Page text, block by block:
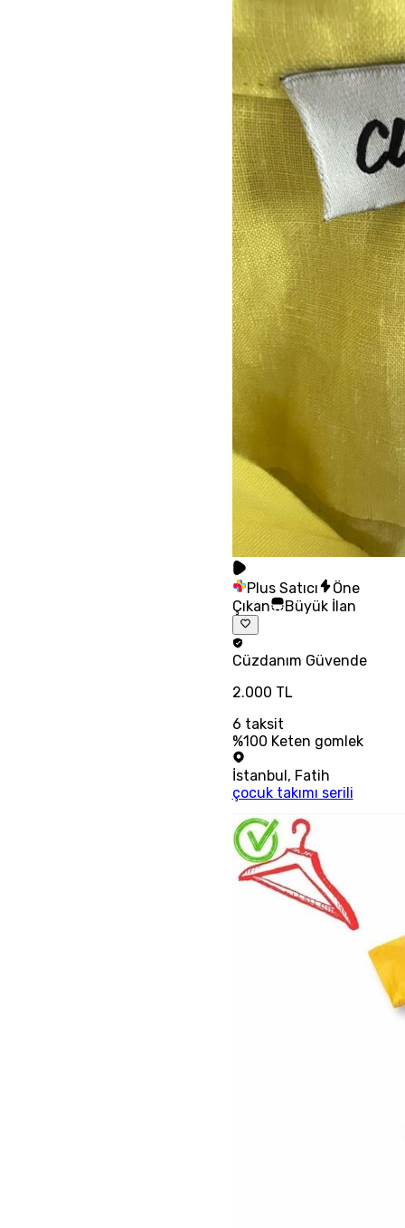
Plus Satıcı
Öne
Çıkan
Büyük İlan
Cüzdanım Güvende
2.000 TL
6 taksit
%100 Keten gomlek
İstanbul , Fatih
çocuk takımı serili